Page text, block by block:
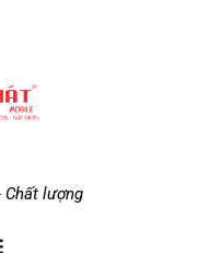
Chất lượng